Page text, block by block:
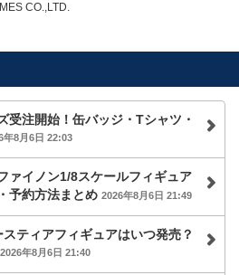
CO.,LTD.
受注開始！缶バッジ・Tシャツ・
年8月6日 22:03
ァイノン1/8スケールフィギュア
予約方法まとめ 2026年8月6日 21:49
スティアフィギュアはいつ発売？
2026年8月6日 21:40